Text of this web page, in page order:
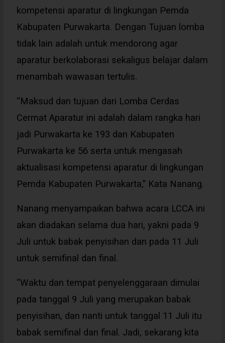
kompetensi aparatur di lingkungan Pemda
Kabupaten Purwakarta. Dengan Tujuan lomba
tidak lain adalah untuk mendorong agar
aparatur berkolaborasi sekaligus belajar dalam
menambah wawasan tertulis.
“Maksud dan tujuan dari Lomba Cerdas
Cermat Aparatur ini adalah dalam rangka hari
jadi Purwakarta ke 193 dan Kabupaten
Purwakarta ke 56 serta untuk mengasah
aktualisasi kompetensi aparatur di lingkungan
Pemda Kabupaten Purwakarta,” Kata Nanang.
Nanang menyampaikan bahwa acara LCCA ini
akan diadakan selama dua hari, yakni pada 9
Juli untuk babak penyisihan dan pada 11 Juli
untuk semifinal dan final.
“Waktu dan tempat penyelenggaraan dimulai
pada tanggal 9 Juli yang merupakan babak
penyisihan, dan nanti untuk tanggal 11 Juli itu
babak semifinal dan final. Jadi, sekarang kita